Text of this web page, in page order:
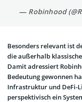
— Robinhood
Besonders relevant ist
die außerhalb
Damit adressiert
Bedeutung gewonnen
Infrastruktur und DeFi-
perspektivisch ein